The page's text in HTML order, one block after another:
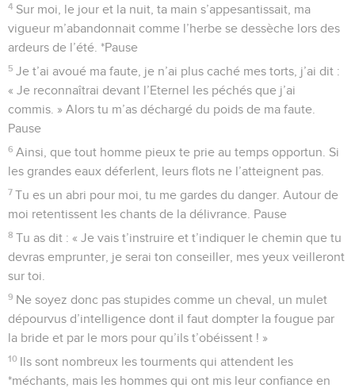
4 Sur moi, le jour et la nuit, ta main s’appesantissait, ma
vigueur m’abandonnait comme l’herbe se dessèche lors des
ardeurs de l’été. *Pause
5 Je t’ai avoué ma faute, je n’ai plus caché mes torts, j’ai dit :
« Je reconnaîtrai devant l’Eternel les péchés que j’ai
commis. » Alors tu m’as déchargé du poids de ma faute.
Pause
6 Ainsi, que tout homme pieux te prie au temps opportun. Si
les grandes eaux déferlent, leurs flots ne l’atteignent pas.
7 Tu es un abri pour moi, tu me gardes du danger. Autour de
moi retentissent les chants de la délivrance. Pause
8 Tu as dit : « Je vais t’instruire et t’indiquer le chemin que tu
devras emprunter, je serai ton conseiller, mes yeux veilleront
sur toi.
9 Ne soyez donc pas stupides comme un cheval, un mulet
dépourvus d’intelligence dont il faut dompter la fougue par
la bride et par le mors pour qu’ils t’obéissent ! »
10 Ils sont nombreux les tourments qui attendent les
*méchants, mais les hommes qui ont mis leur confiance en